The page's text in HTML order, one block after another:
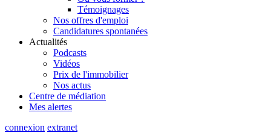
Témoignages
Nos offres d'emploi
Candidatures spontanées
Actualités
Podcasts
Vidéos
Prix de l'immobilier
Nos actus
Centre de médiation
Mes alertes
connexion extranet